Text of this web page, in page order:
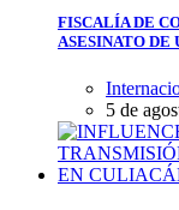
FISCALÍA DE
ASESINATO DE
5 de